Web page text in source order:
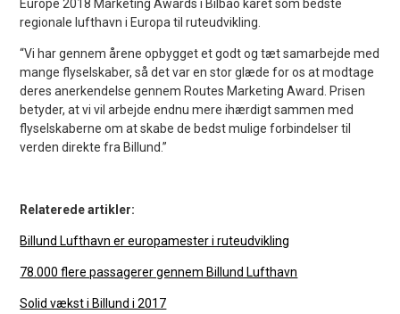
Europe 2018 Marketing Awards i Bilbao kåret som bedste
regionale lufthavn i Europa til ruteudvikling.
“Vi har gennem årene opbygget et godt og tæt samarbejde med
mange flyselskaber, så det var en stor glæde for os at modtage
deres anerkendelse gennem Routes Marketing Award. Prisen
betyder, at vi vil arbejde endnu mere ihærdigt sammen med
flyselskaberne om at skabe de bedst mulige forbindelser til
verden direkte fra Billund.”
Relaterede artikler:
Billund Lufthavn er europamester i ruteudvikling
78.000 flere passagerer gennem Billund Lufthavn
Solid vækst i Billund i 2017